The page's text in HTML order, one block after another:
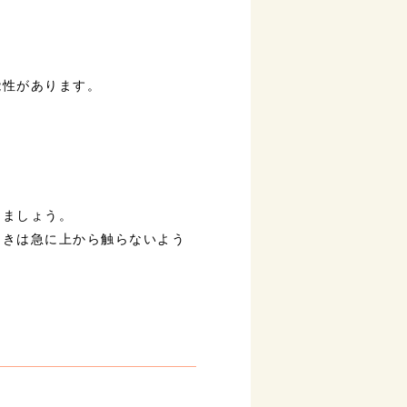
があります。
しょう。
は急に上から触らないよう